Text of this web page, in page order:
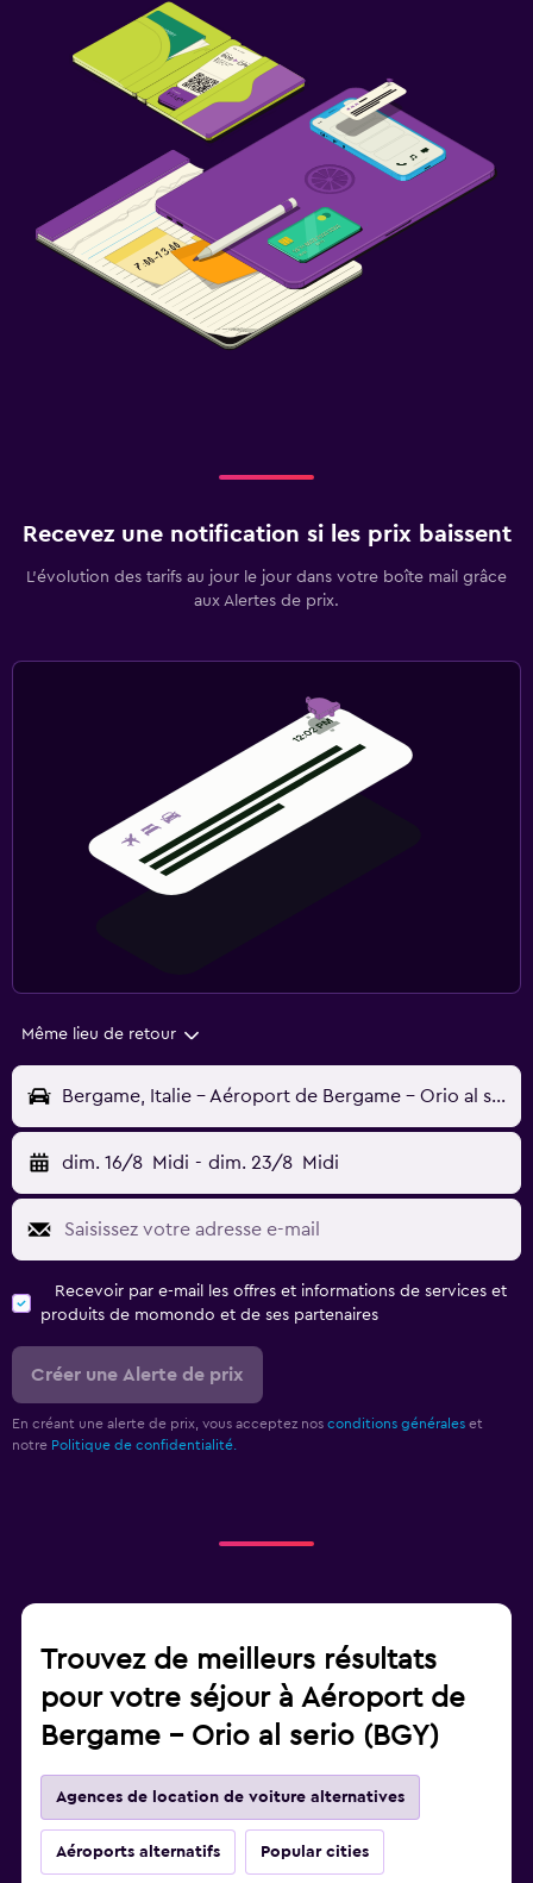
Recevez une notification si les prix baissent
L’évolution des tarifs au jour le jour dans votre boîte mail grâce
aux Alertes de prix.
Même lieu de retour
Bergame, Italie - Aéroport de Bergame - Orio al serio (BGY)
dim. 16/8 Midi - dim. 23/8 Midi
Recevoir par e-mail les offres et informations de services et
produits de momondo et de ses partenaires
Créer une Alerte de prix
En créant une alerte de prix, vous acceptez nos conditions générales et
notre Politique de confidentialité.
Trouvez de meilleurs résultats
pour votre séjour à Aéroport de
Bergame - Orio al serio (BGY)
Agences de location de voiture alternatives
Aéroports alternatifs Popular cities